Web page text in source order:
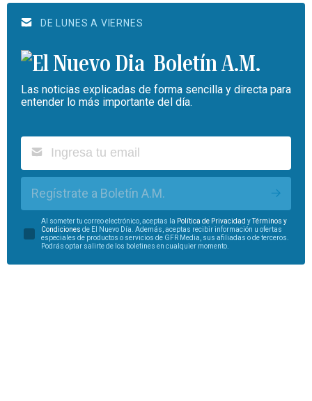
DE LUNES A VIERNES
Boletín A.M.
Las noticias explicadas de forma sencilla y directa para
entender lo más importante del día.
Regístrate a Boletín A.M.
Al someter tu correo electrónico, aceptas la Política de Privacidad yTérminos y
Condiciones de El Nuevo Día. Además, aceptas recibir información u ofertas
especiales de productos o servicios de GFR Media, sus afiliadas o de terceros.
Podrás optar salirte de los boletines en cualquier momento.